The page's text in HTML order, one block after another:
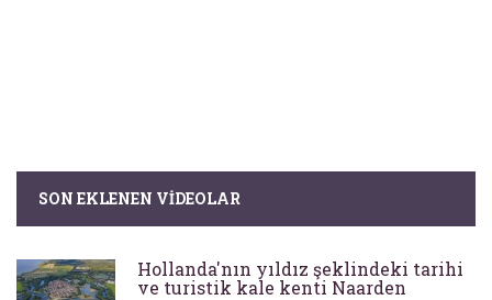
SON EKLENEN VIDEOLAR
Hollanda'nın yıldız şeklindeki tarihi
ve turistik kale kenti Naarden